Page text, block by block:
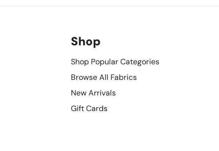
Shop
Shop Popular Categories
Browse All Fabrics
New Arrivals
Gift Cards